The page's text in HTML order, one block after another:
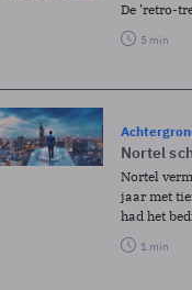
De ’retro-
5 min
Nortel
Nortel
jaar met
had het
1 min